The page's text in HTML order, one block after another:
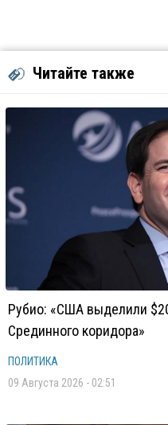
Читайте также
Рубио: «США выделили
Срединного коридора»
ПОЛИТИКА
09 Августа 2026 - 02:51